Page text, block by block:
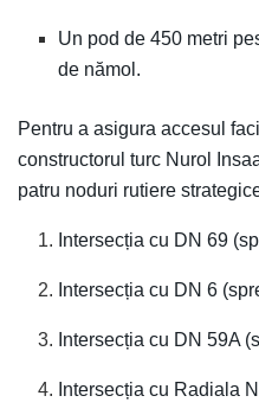
Un pod de 450 metri
de nămol.
Pentru a asigura accesul
constructorul turc Nurol
patru noduri rutiere
Intersecția cu DN 69
Intersecția cu DN 6
Intersecția cu DN 59A
Intersecția cu Radiala